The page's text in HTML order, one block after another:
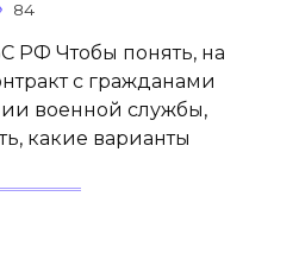
84
РФ Чтобы понять, на
с гражданами
военной службы,
какие варианты